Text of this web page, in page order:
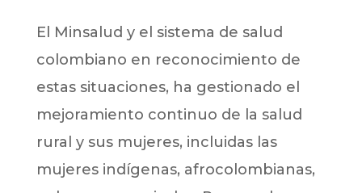
El Minsalud y el sistema de salud
colombiano en reconocimiento de
estas situaciones, ha gestionado el
mejoramiento continuo de la salud
rural y sus mujeres, incluidas las
mujeres indígenas, afrocolombianas,